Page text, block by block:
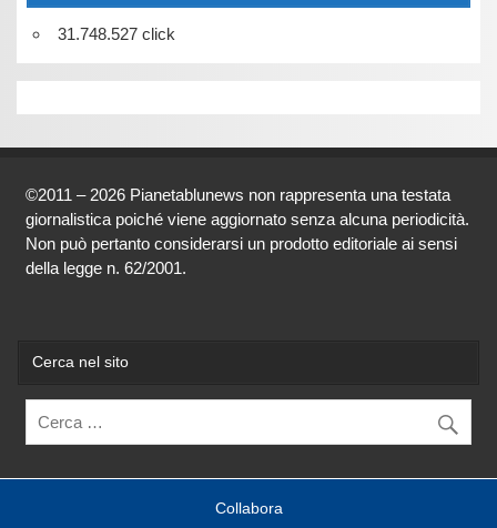
31.748.527 click
©2011 – 2026 Pianetablunews non rappresenta una testata
giornalistica poiché viene aggiornato senza alcuna periodicità.
Non può pertanto considerarsi un prodotto editoriale ai sensi
della legge n. 62/2001.
Cerca nel sito
Collabora